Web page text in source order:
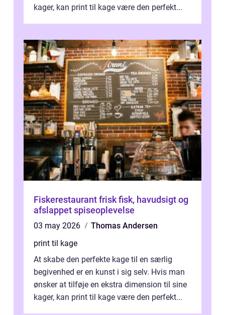
kager, kan print til kage være den perfekt...
Fiskerestaurant frisk fisk, havudsigt og
afslappet spiseoplevelse
03 may 2026
Thomas Andersen
print til kage
At skabe den perfekte kage til en særlig
begivenhed er en kunst i sig selv. Hvis man
ønsker at tilføje en ekstra dimension til sine
kager, kan print til kage være den perfekt...